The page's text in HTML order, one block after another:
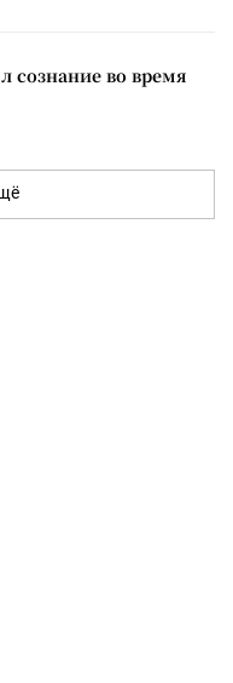
сознание во время